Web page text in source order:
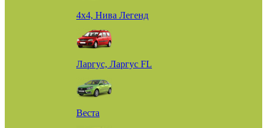
4х4, Нива Легенд
Ларгус, Ларгус FL
Веста